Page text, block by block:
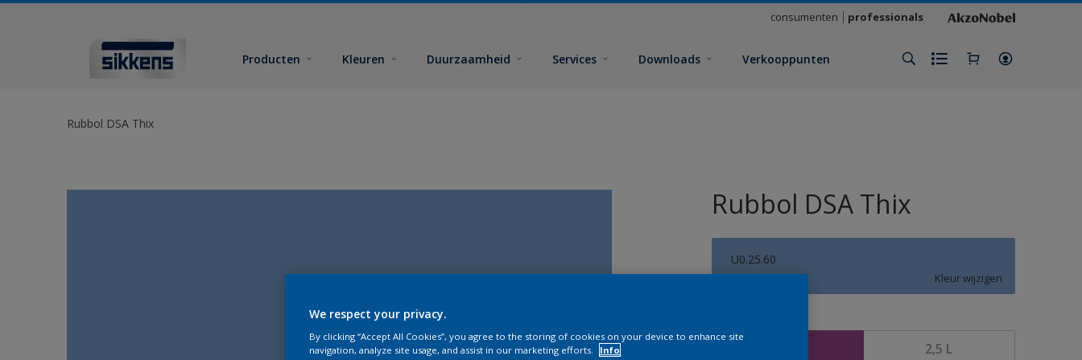
consumenten professionals
Producten Kleuren Duurzaamheid Services Downloads Verkooppunten
Rubbol DSA Thix
Rubbol DSA Thix
U0.25.60
Kleur wijzigen
2,5 L
We respect your privacy.
By clicking “Accept All Cookies”, you agree to the storing of cookies on your device to enhance site
navigation, analyze site usage, and assist in our marketing efforts.
Info